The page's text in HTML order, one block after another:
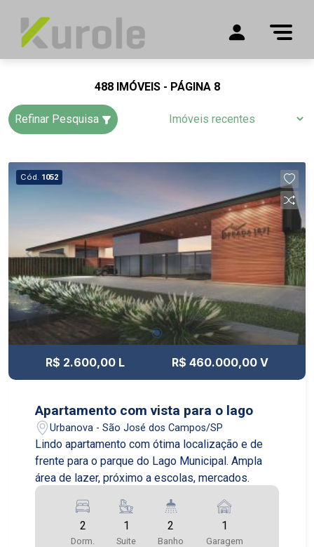
488 IMÓVEIS - PÁGINA 8
Refinar Pesquisa
Cód. 1052
R$ 2.600,00 L R$ 460.000,00 V
Apartamento com vista para o lago
Urbanova - São José dos Campos/SP
Lindo apartamento com ótima localização e de
frente para o parque do Lago Municipal. Ampla
área de lazer, próximo a escolas, mercados.
2
Dorm.
1
Suite
2
Banho
1
Garagem